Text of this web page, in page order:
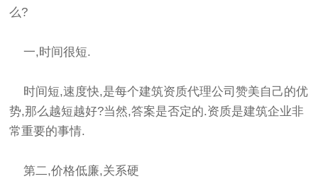
么?
一,时间很短.
时间短,速度快,是每个建筑资质代理公司赞美自己的优
势,那么越短越好?当然,答案是否定的.资质是建筑企业非
常重要的事情.
第二,价格低廉,关系硬